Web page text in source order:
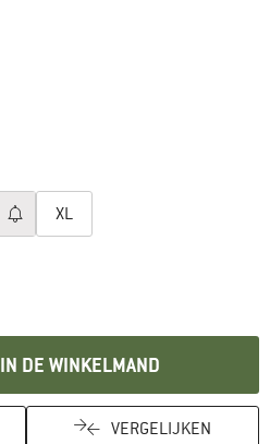
XL
IN DE WINKELMAND
VERGELIJKEN